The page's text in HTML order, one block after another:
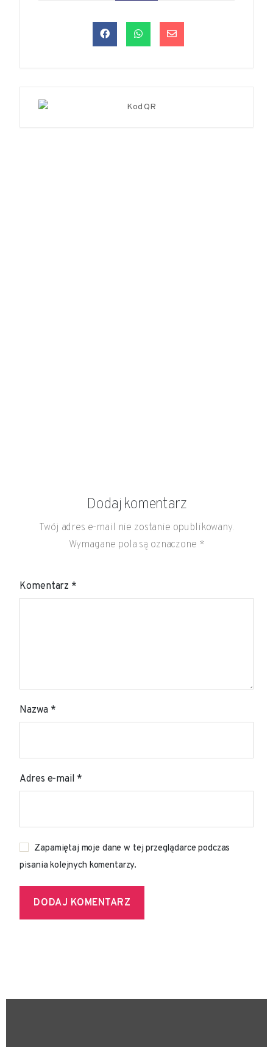
Dodaj komentarz
Twój adres e-mail nie zostanie opublikowany.
Wymagane pola są oznaczone *
Komentarz *
Nazwa *
Adres e-mail *
Zapamiętaj moje dane w tej przeglądarce podczas
pisania kolejnych komentarzy.